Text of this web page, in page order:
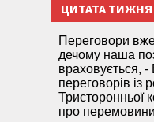
ЦИТАТА ТИЖНЯ
Переговори
дечому наша
враховується,
переговорів із
Тристоронньої
про